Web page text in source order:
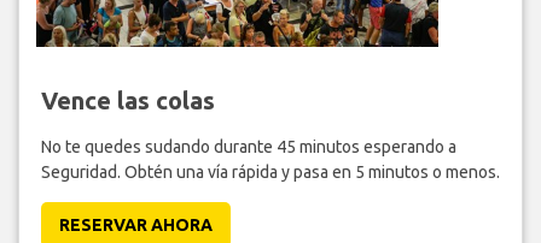
Vence las colas
No te quedes sudando durante 45 minutos esperando a
Seguridad. Obtén una vía rápida y pasa en 5 minutos o menos.
RESERVAR AHORA